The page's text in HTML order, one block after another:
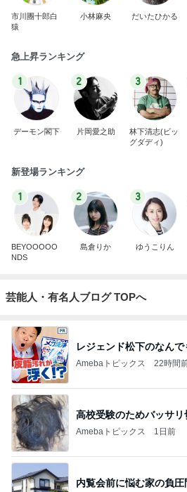
市川團十郎白
猿
小林麻央 だいたひかる
急上昇ランキング
1
デーモン閣下
2
片岡愛之助
3
林下清志(ビッ
グダディ)
新登場ランキング
1
BEYOOOOO
NDS
2
島倉りか
3
ゆうこりん
芸能人・有名人ブログ TOPへ
レジェンド松下のなんで
Amebaトピックス 22時間
高校受験のためバッサ
Amebaトピックス 1日前
内覧会前に悩む家の負圧